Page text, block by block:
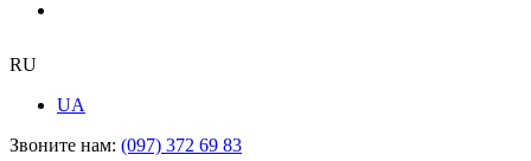
RU
UA
Звоните нам: (097) 372 69 83